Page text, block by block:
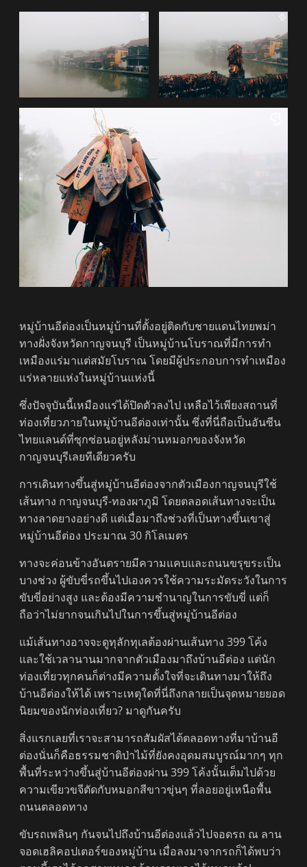
หมู่บ้านอีต่องเป็นหมู่บ้านที่ตั้งอยู่ติดกับชายแดนไทยพม่า
ทางฝั่งจังหวัดกาญจนบุรี เป็นหมู่บ้านโบราณที่มีการทำ
เหมืองแร่มาแต่สมัยโบราณ โดยมีผู้ประกอบการทำเหมือง
แร่หลายแห่งในหมู่บ้านแห่งนี้
ซึ่งปัจจุบันนี้เหมืองแร่ได้ปิดตัวลงไป เหลือไว้เพียงสถานที่
ท่องเที่ยวภายในหมู่บ้านอีต่องเท่านั้น ซึ่งที่นี่ถือเป็นอันซีน
ไทยแลนด์ที่ซุกซ่อนอยู่หลังม่านหมอกของจังหวัด
กาญจนบุรีเลยทีเดียวครับ
การเดินทางขึ้นสู่หมู่บ้านอีต่องจากตัวเมืองกาญจนบุรีใช้
เส้นทาง กาญจนบุรี-ทองผาภูมิ โดยตลอดเส้นทางจะเป็น
ทางลาดยางอย่างดี แต่เมื่อมาถึงช่วงที่เป็นทางขึ้นเขาสู่
หมู่บ้านอีต่อง ประมาณ 30 กิโลเมตร
ทางจะค่อนข้างอันตรายมีความแคบและถนนขรุขระเป็น
บางช่วง ผู้ขับขี่รถขึ้นไปเองควรใช้ความระมัดระวังในการ
ขับขี่อย่างสูง และต้องมีความชำนาญในการขับขี่ แต่ก็
ถือว่าไม่ยากจนเกินไปในการขึ้นสู่หมู่บ้านอีต่อง
แม้เส้นทางอาจจะดูทุลักทุเลต้องผ่านเส้นทาง 399 โค้ง
และใช้เวลานานมากจากตัวเมืองมาถึงบ้านอีต่อง แต่นัก
ท่องเที่ยวทุกคนก็ต่างมีความตั้งใจที่จะเดินทางมาให้ถึง
บ้านอีต่องให้ได้ เพราะเหตุใดที่นี่ถึงกลายเป็นจุดหมายยอด
นิยมของนักท่องเที่ยว? มาดูกันครับ
สิ่งแรกเลยที่เราจะสามารถสัมผัสได้ตลอดทางที่มาบ้านอี
ต่องนั่นก็คือธรรมชาติป่าไม้ที่ยังคงอุดมสมบูรณ์มากๆ ทุก
พื้นที่ระหว่างขึ้นสู่บ้านอีต่องผ่าน 399 โค้งนั้นเต็มไปด้วย
ความเขียวขจีตัดกับหมอกสีขาวขุ่นๆ ที่ลอยอยู่เหนือพื้น
ถนนตลอดทาง
ขับรถเพลินๆ กันจนไปถึงบ้านอีต่องแล้วไปจอดรถ ณ ลาน
จอดเฮลิคอปเตอร์ของหมู่บ้าน เมื่อลงมาจากรถก็ได้พบว่า